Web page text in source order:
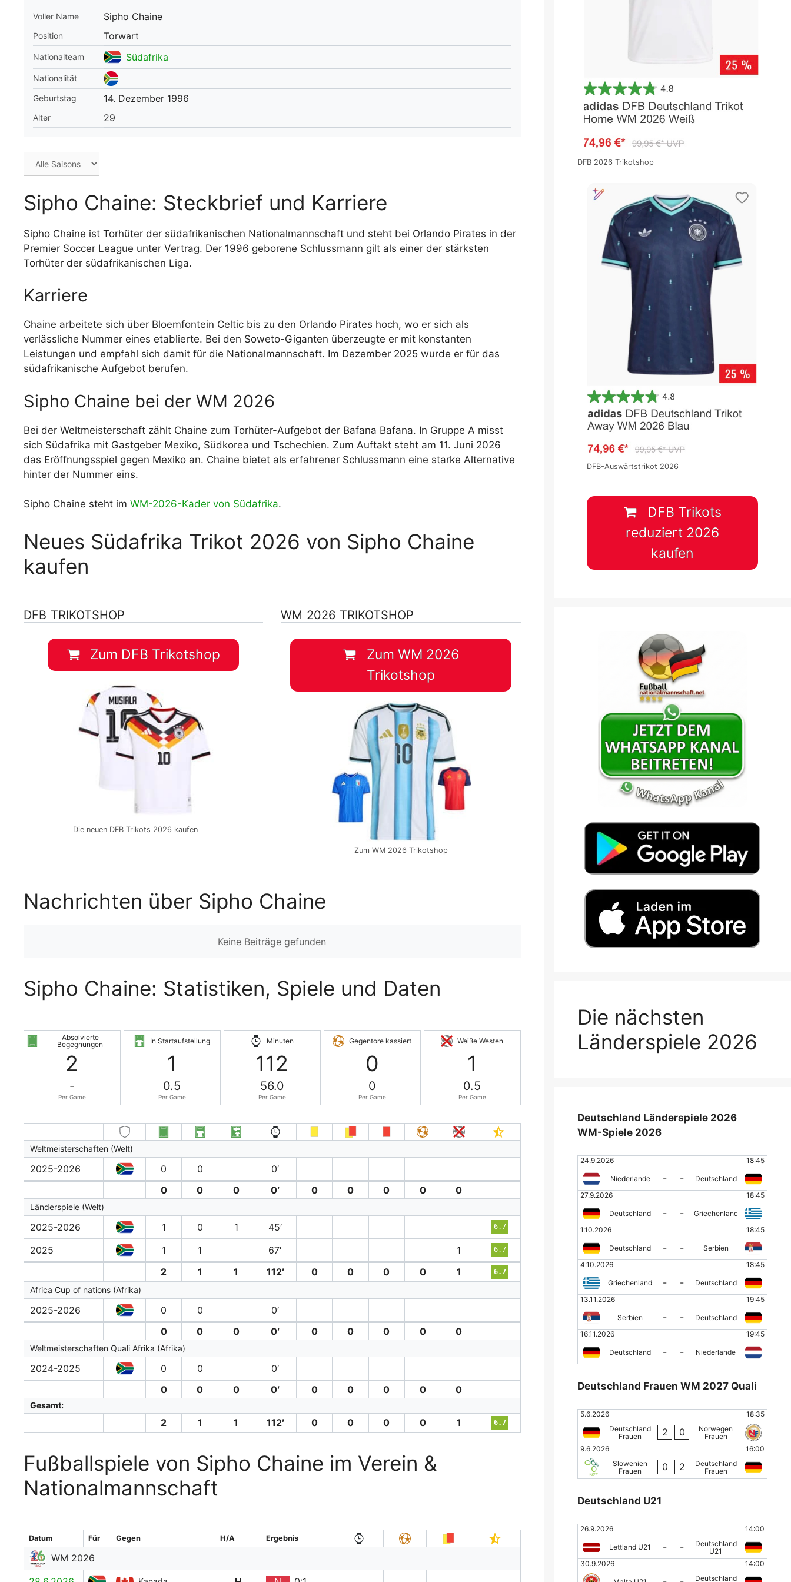
downloaden & automatisch ausfüllen
Voller Name Sipho Chaine
Position Torwart
Nationalteam Südafrika
Nationalität
Geburtstag
14. Dezember 1996
Alter 29
Sipho Chaine: Steckbrief und Karriere
Sipho Chaine ist Torhüter der südafrikanischen Nationalmannschaft und steht bei Orlando Pirates in der
Premier Soccer League unter Vertrag. Der 1996 geborene Schlussmann gilt als einer der stärksten
Torhüter der südafrikanischen Liga.
Karriere
Chaine arbeitete sich über Bloemfontein Celtic bis zu den Orlando Pirates hoch, wo er sich als
verlässliche Nummer eines etablierte. Bei den Soweto-Giganten überzeugte er mit konstanten
Leistungen und empfahl sich damit für die Nationalmannschaft. Im Dezember 2025 wurde er für das
südafrikanische Aufgebot berufen.
Sipho Chaine bei der WM 2026
Bei der Weltmeisterschaft zählt Chaine zum Torhüter-Aufgebot der Bafana Bafana. In Gruppe A misst
sich Südafrika mit Gastgeber Mexiko, Südkorea und Tschechien. Zum Auftakt steht am 11. Juni 2026
das Eröffnungsspiel gegen Mexiko an. Chaine bietet als erfahrener Schlussmann eine starke Alternative
hinter der Nummer eins.
Sipho Chaine steht im WM-2026-Kader von Südafrika.
Neues Südafrika Trikot 2026 von Sipho Chaine
kaufen
DFB TRIKOTSHOP
Zum DFB Trikotshop
Die neuen DFB Trikots 2026 kaufen
WM 2026 TRIKOTSHOP
Zum WM 2026
Trikotshop
Zum WM 2026 Trikotshop
Nachrichten über Sipho Chaine
Keine Beiträge gefunden
Sipho Chaine: Statistiken, Spiele und Daten
Absolvierte
Begegnungen
2
-
Per Game
In Startaufstellung
1
0.5
Per Game
Minuten
112
56.0
Per Game
Gegentore kassiert
0
0
Per Game
Weiße Westen
1
0.5
Per Game
Weltmeisterschaften (Welt)
2025-2026 0 0
0′
0
0 0 0′ 0 0 0 0 0
Länderspiele (Welt)
2025-2026 1 0 1 45′ 6.7
2025 1 1 67′ 1 6.7
2 1 1 112′ 0 0 0 0 1 6.7
Africa Cup of nations (Afrika)
2025-2026 0 0
0′
0
0 0 0′ 0 0 0 0 0
Weltmeisterschaften Quali Afrika (Afrika)
2024-2025 0 0
0′
0
0 0 0′ 0 0 0 0 0
Gesamt:
2 1 1 112′ 0 0 0 0 1 6.7
Fußballspiele von Sipho Chaine im Verein &
Nationalmannschaft
Datum Für Gegen H/A Ergebnis
WM 2026
DFB 2026 Trikotshop
DFB-Auswärtstrikot 2026
DFB Trikots
reduziert 2026
kaufen
Die nächsten
Länderspiele 2026
Deutschland Länderspiele 2026
WM-Spiele 2026
24.9.2026 18:45
Niederlande - -
Deutschland
27.9.2026
18:45
Deutschland - -
Griechenland
1.10.2026
18:45
Deutschland - -
Serbien
4.10.2026
18:45
Griechenland - -
Deutschland
13.11.2026
19:45
Serbien - -
Deutschland
16.11.2026
19:45
Deutschland - - Niederlande
Deutschland Frauen WM 2027 Quali
5.6.2026
18:35
Deutschland
Frauen
2 0
Norwegen
Frauen
9.6.2026
16:00
Slowenien
Frauen
0 2
Deutschland
Frauen
Deutschland U21
26.9.2026 14:00
Lettland U21 - -
Deutschland
U21
30.9.2026
14:00
Deutschland